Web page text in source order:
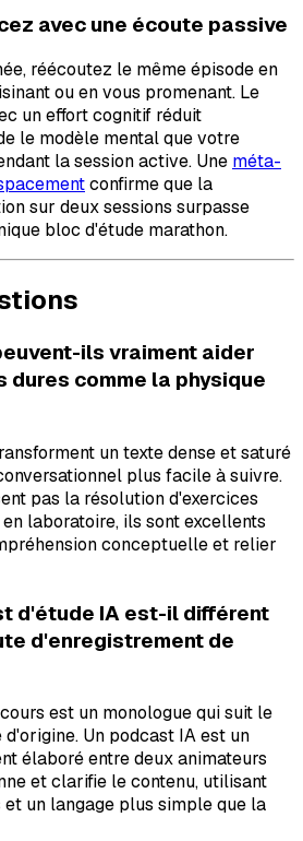
avec une écoute passive
réécoutez le même épisode en
ou en vous promenant. Le
un effort cognitif réduit
le modèle mental que votre
la session active. Une méta-
confirme que la
sur deux sessions surpasse
bloc d'étude marathon.
ils vraiment aider
dures comme la physique
un texte dense et saturé
plus facile à suivre.
pas la résolution d'exercices
laboratoire, ils sont excellents
conceptuelle et relier
d'étude IA est-il différent
d'enregistrement de
est un monologue qui suit le
Un podcast IA est un
élaboré entre deux animateurs
et clarifie le contenu, utilisant
un langage plus simple que la